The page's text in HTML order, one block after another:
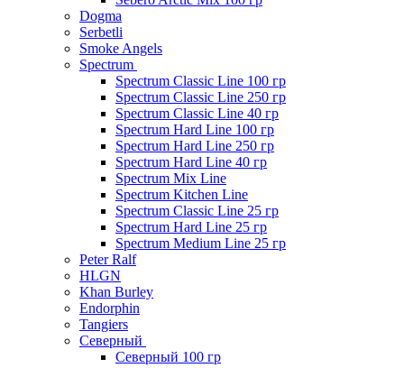
Dogma
Serbetli
Smoke Angels
Spectrum
Spectrum Classic Line 100 гр
Spectrum Classic Line 250 гр
Spectrum Classic Line 40 гр
Spectrum Hard Line 100 гр
Spectrum Hard Line 250 гр
Spectrum Hard Line 40 гр
Spectrum Mix Line
Spectrum Kitchen Line
Spectrum Classic Line 25 гр
Spectrum Hard Line 25 гр
Spectrum Medium Line 25 гр
Peter Ralf
HLGN
Khan Burley
Endorphin
Tangiers
Северный
Северный 100 гр